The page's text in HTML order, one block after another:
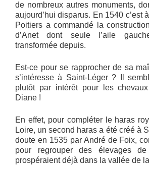
de nombreux autres monuments,
aujourd’hui disparus. En 1540 c’est
Poitiers a commandé la
d’Anet dont seule l’aile
transformée depuis.
Est-ce pour se rapprocher de sa
s’intéresse à Saint-Léger ? Il
plutôt par intérêt pour les
Diane !
En effet, pour compléter le haras
Loire, un second haras a été créé à
doute en 1535 par André de Foix,
pour regrouper des élevages
prospéraient déjà dans la vallée de